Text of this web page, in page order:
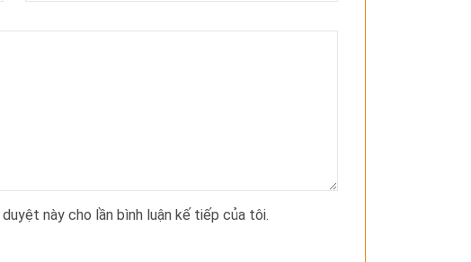
này cho lần bình luận kế tiếp của tôi.